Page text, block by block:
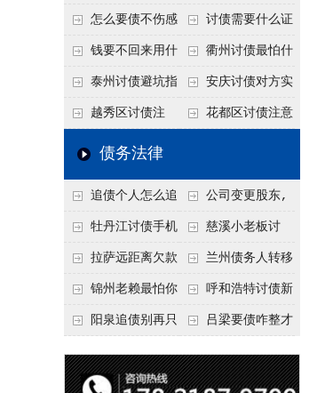
行业协会？正规机构
的行业自律和认证
有哪些手段
怎么要债不伤感
情？
讨债需要什么证
据
钱要不回来用什
么方法要回来
衢州讨债最怕什
么？2026年这两个关
键细节，做错就很难
泰州讨债避坑指
南：2026年这2个细
节不注意，钱很难要
安庆讨债对方实
在没钱咋办？
越秀区讨债注
意！没有借条只有微
把钱要回来
花都区讨债注意
节点”催收最有效
债务法律
追债个人怎么追
回呢？2026年最新绝
招选择！
公司变更股东,
变更前的债权债务谁
承担
牡丹江讨债手机
搞定：2026年线上立
案追债全流程，足不
出户
慈溪小老板讨
债，2026年这2个本
地行业协会出面，比
法院传票快
拉萨远距离欠款
对方在牧区联系不
上，2026年委托当地
兰州债务人转移
财产后申请破产，20
26年破产程序里还能
锦州老赖最怕你
懂这1条，2026
罪”详解，能判刑
呼和浩特讨债新
招：2026年用“律师
成本低见效快
阳泉追债别再只
类隐形财产（公积
吕梁要债咋整才
调解渠道，比找公司